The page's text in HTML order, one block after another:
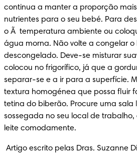
continua a manter a proporção
nutrientes para o seu bebé. Para
o Ã  temperatura ambiente ou
água morna. Não volte a congelar o
descongelado. Deve-se misturar
colocou no frigorífico, já que a
separar-se e a ir para a superfície.
textura homogénea que possa fluir
tetina do biberão. Procure uma sala
sossegada no seu local de
leite comodamente.
Artigo escrito pelas Dras. Suzanne